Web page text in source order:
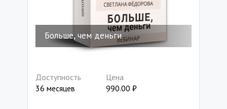
Больше, чем деньги
Доступность
36 месяцев
Цена
990.00 ₽